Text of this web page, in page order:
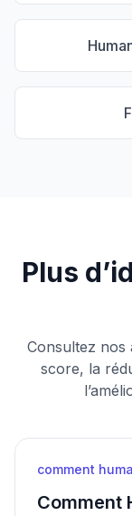
Plus
Consultez nos
score, la
comment
Comment